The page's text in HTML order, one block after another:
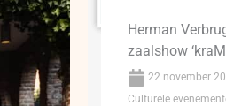
Herman
zaalshow
22 november
Culturele